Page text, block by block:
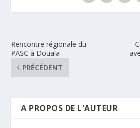
Rencontre régionale du
PASC à Douala
PRÉCÉDENT
A PROPOS DE L'AUTEUR